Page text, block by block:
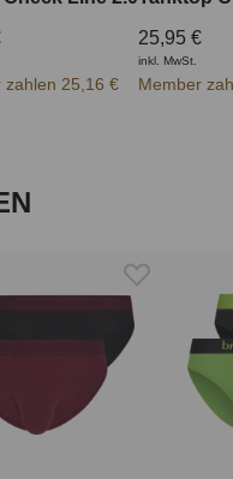
zahlen 25,16 €
25,95 €
inkl. MwSt.
Member